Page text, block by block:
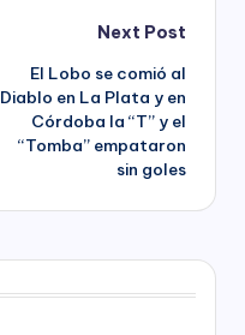
Next Post
El Lobo se comió al
Diablo en La Plata y en
Córdoba la “T” y el
“Tomba” empataron
sin goles